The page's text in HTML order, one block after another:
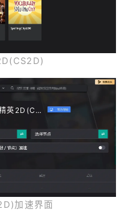
反恐精英2D(CS2D)
加速界面